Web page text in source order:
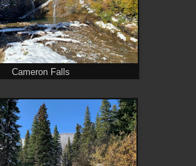
Cameron Falls